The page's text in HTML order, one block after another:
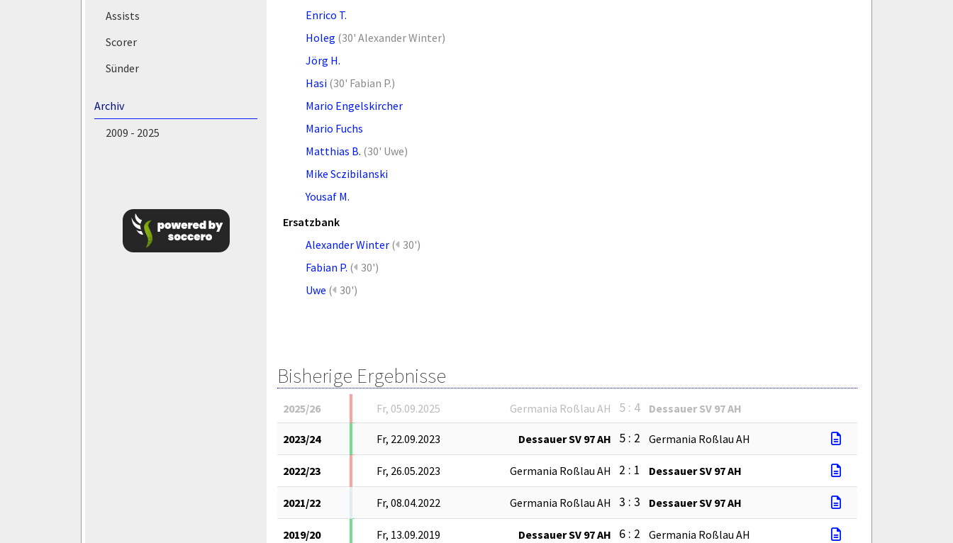
Assists
Scorer
Sünder
Archiv
2009 - 2025
Enrico T.
Holeg (30' Alexander Winter)
Jörg H.
Hasi (30' Fabian P.)
Mario Engelskircher
Mario Fuchs
Matthias B. (30' Uwe)
Mike Sczibilanski
Yousaf M.
Ersatzbank
Alexander Winter ( 30')
Fabian P. ( 30')
Uwe ( 30')
Bisherige Ergebnisse
2025/26 Fr, 05.09.2025 Germania Roßlau AH 5 : 4 Dessauer SV 97 AH
2023/24 Fr, 22.09.2023 Dessauer SV 97 AH 5 : 2 Germania Roßlau AH
2022/23 Fr, 26.05.2023 Germania Roßlau AH 2 : 1 Dessauer SV 97 AH
2021/22 Fr, 08.04.2022 Germania Roßlau AH 3 : 3 Dessauer SV 97 AH
2019/20 Fr, 13.09.2019 Dessauer SV 97 AH 6 : 2 Germania Roßlau AH